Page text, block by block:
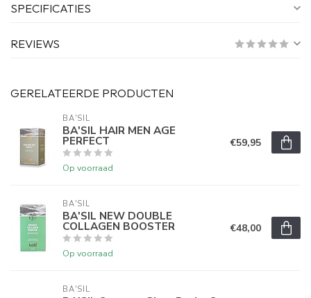
SPECIFICATIES
REVIEWS
GERELATEERDE PRODUCTEN
BA'SIL
BA'SIL HAIR MEN AGE
PERFECT
Op voorraad
€59,95
BA'SIL
BA'SIL NEW DOUBLE
COLLAGEN BOOSTER
Op voorraad
€48,00
BA'SIL